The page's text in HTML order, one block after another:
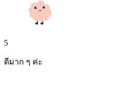
5
ดีมาก ๆ ค่ะ